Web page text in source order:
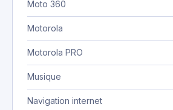
Moto 360
Motorola
Motorola PRO
Musique
Navigation internet